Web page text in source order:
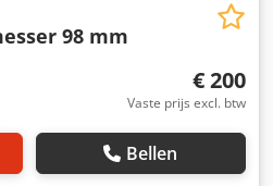
98 mm
€ 200
Vaste prijs excl. btw
Bellen